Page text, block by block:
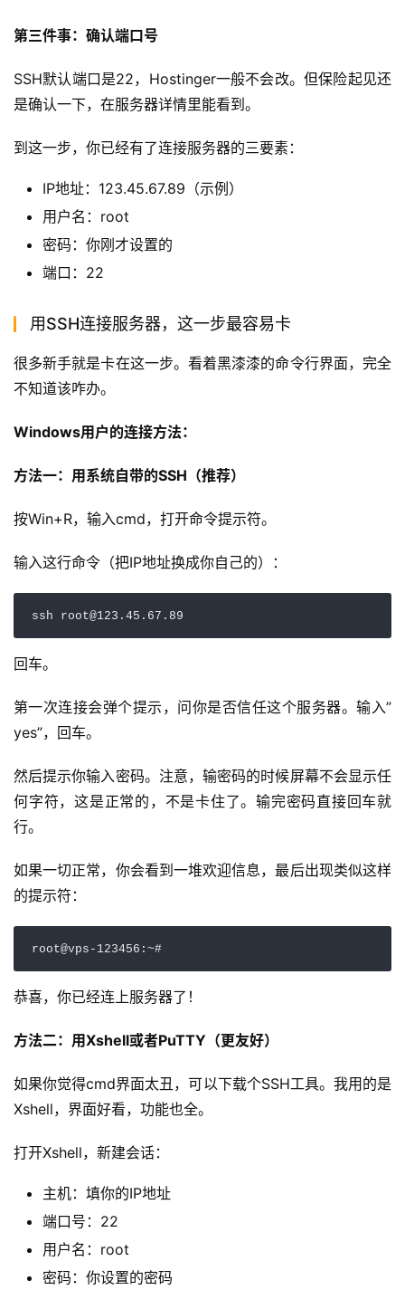
第三件事：确认端口号
SSH默认端口是22，Hostinger一般不会改。但保险起见还
是确认一下，在服务器详情里能看到。
到这一步，你已经有了连接服务器的三要素：
IP地址：123.45.67.89（示例）
用户名：root
密码：你刚才设置的
端口：22
用SSH连接服务器，这一步最容易卡
很多新手就是卡在这一步。看着黑漆漆的命令行界面，完全
不知道该咋办。
Windows用户的连接方法：
方法一：用系统自带的SSH（推荐）
按Win+R，输入cmd，打开命令提示符。
输入这行命令（把IP地址换成你自己的）：
回车。
第一次连接会弹个提示，问你是否信任这个服务器。输入”
yes”，回车。
然后提示你输入密码。注意，输密码的时候屏幕不会显示任
何字符，这是正常的，不是卡住了。输完密码直接回车就
行。
如果一切正常，你会看到一堆欢迎信息，最后出现类似这样
的提示符：
恭喜，你已经连上服务器了！
方法二：用Xshell或者PuTTY（更友好）
如果你觉得cmd界面太丑，可以下载个SSH工具。我用的是
Xshell，界面好看，功能也全。
打开Xshell，新建会话：
主机：填你的IP地址
端口号：22
用户名：root
密码：你设置的密码